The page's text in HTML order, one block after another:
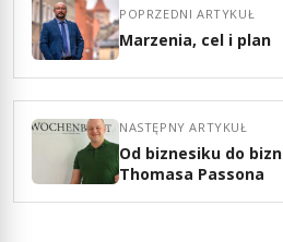
POPRZEDNI ARTYKUŁ
Marzenia, cel i plan
NASTĘPNY ARTYKUŁ
Od biznesiku do
Thomasa Passona